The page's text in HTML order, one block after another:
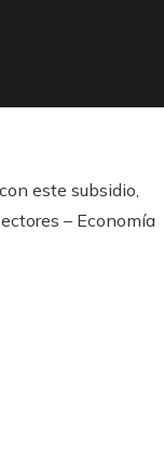
este subsidio,
– Economía